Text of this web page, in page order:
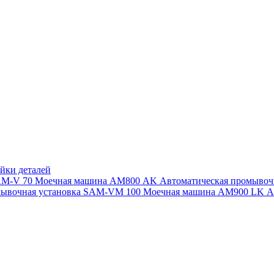
деталей
V 70 Моечная машина АМ800 AK Автоматическая
установка SAM-VM 100 Моечная машина AM900 LK